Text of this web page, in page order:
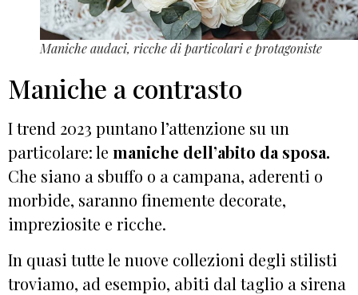
Maniche audaci, ricche di particolari e protagoniste
Maniche a contrasto
I trend 2023 puntano l’attenzione su un
particolare: le maniche dell’abito da sposa.
Che siano a sbuffo o a campana, aderenti o
morbide, saranno finemente decorate,
impreziosite e ricche.
In quasi tutte le nuove collezioni degli stilisti
troviamo, ad esempio, abiti dal taglio a sirena